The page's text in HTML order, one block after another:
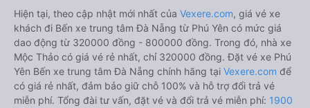
Hiện tại, theo cập nhật mới nhất của Vexere.com, giá vé xe
khách đi Bến xe trung tâm Đà Nẵng từ Phú Yên có mức giá
dao động từ 320000 đồng - 800000 đồng. Trong đó, nhà xe
Mộc Thảo có giá vé rẻ nhất, chỉ 320000 đồng. Đặt vé xe Phú
Yên Bến xe trung tâm Đà Nẵng chính hãng tại Vexere.com để
có giá rẻ nhất, đảm bảo giữ chỗ 100% và hỗ trợ đổi trả vé
miễn phí. Tổng đài tư vấn, đặt vé và đổi trả vé miễn phí: 1900